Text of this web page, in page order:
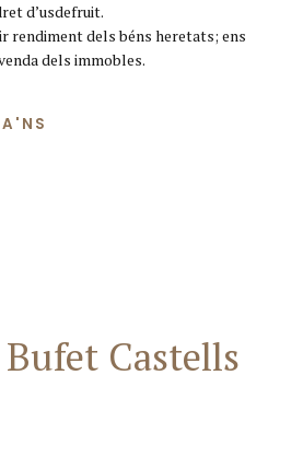
d’usdefruit.
rendiment dels béns heretats; ens
dels immobles.
Bufet Castells